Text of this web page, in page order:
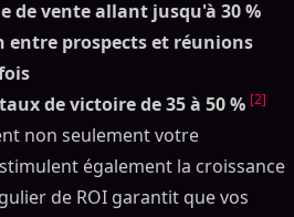
de vente allant jusqu'à 30 %
entre prospects et réunions
de victoire de 35 à 50 % [2]
non seulement votre
également la croissance
de ROI garantit que vos